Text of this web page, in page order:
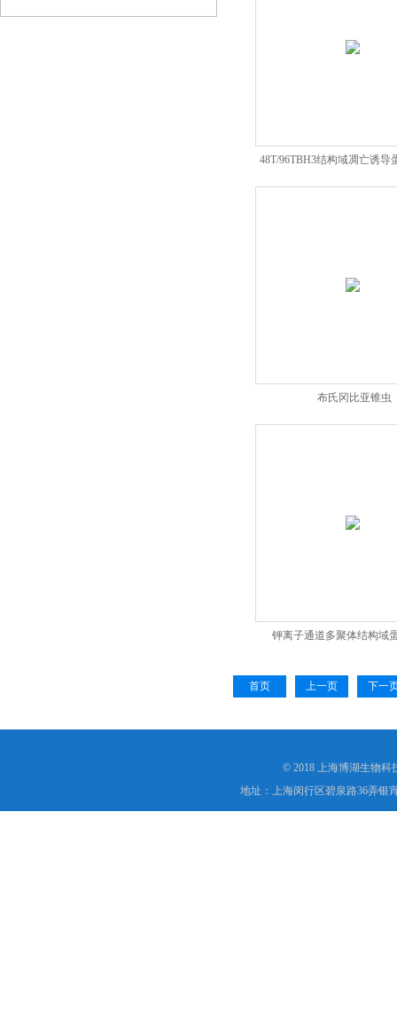
48T/96TBH3结构域凋亡诱导
ELISA Kit
布氏冈比亚锥虫
钾离子通道多聚体结构域
首页 上一页 下一
© 2018 上海博湖生物科
地址：上海闵行区碧泉路36弄银